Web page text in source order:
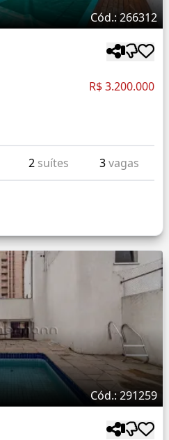
Cód.: 266312
R$ 3.200.000
2 suítes 3vagas
Cód.: 291259